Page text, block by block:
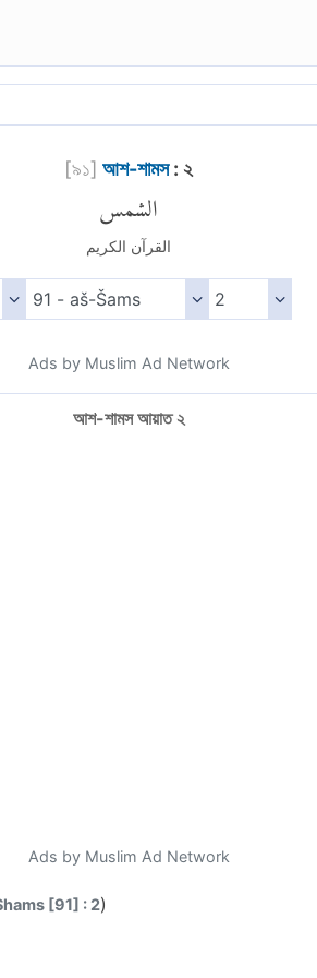
[৯১] আশ-শামস: ২
الشمس
القرآن الكريم
Ads by Muslim Ad Network
আশ-শামস আয়াত ২
Ads by Muslim Ad Network
[91] : 2)